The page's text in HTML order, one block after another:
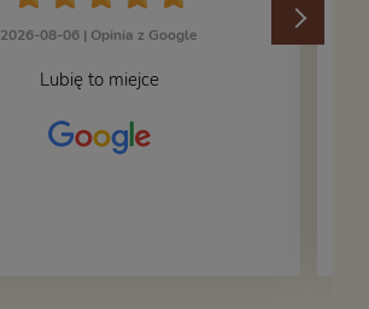
2026-08-06 | Opinia z Google
Lubię to miejce